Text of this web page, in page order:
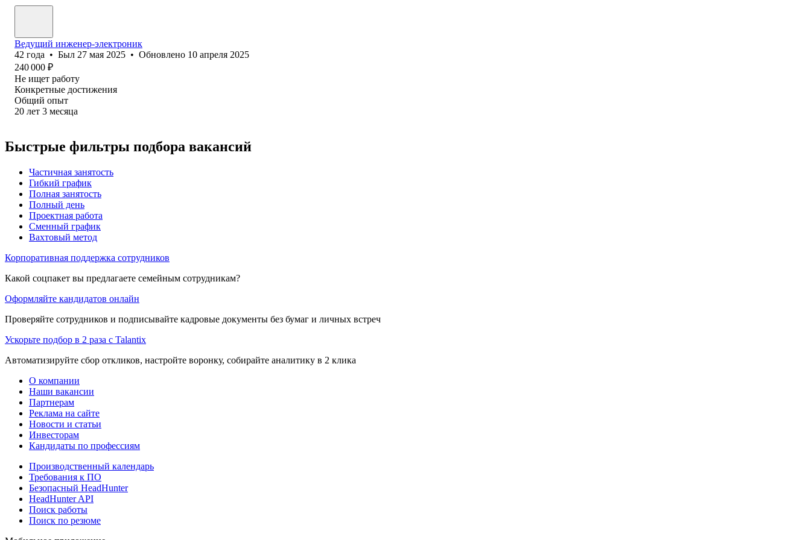
Ведущий инженер-электроник
42 года • Был 27 мая 2025 • Обновлено 10 апреля 2025
240 000 ₽
Не ищет работу
Конкретные достижения
Общий опыт
20 лет 3 месяца
Быстрые фильтры подбора вакансий
Частичная занятость
Гибкий график
Полная занятость
Полный день
Проектная работа
Сменный график
Вахтовый метод
Корпоративная поддержка сотрудников
Какой соцпакет вы предлагаете семейным сотрудникам?
Оформляйте кандидатов онлайн
Проверяйте сотрудников и подписывайте кадровые документы без бумаг и личных встреч
Ускорьте подбор в 2 раза с Talantix
Автоматизируйте сбор откликов, настройте воронку, собирайте аналитику в 2 клика
О компании
Наши вакансии
Партнерам
Реклама на сайте
Новости и статьи
Инвесторам
Кандидаты по профессиям
Производственный календарь
Требования к ПО
Безопасный HeadHunter
HeadHunter API
Поиск работы
Поиск по резюме